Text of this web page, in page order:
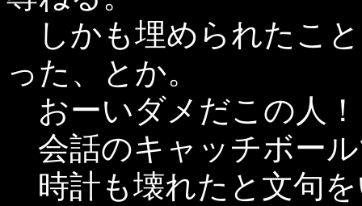
しかも埋められたこ
った、とか。
おーいダメだこの人！
会話のキャッチボー
時計も壊れたと文句